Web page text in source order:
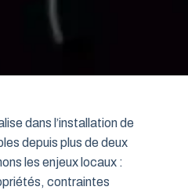
dans l’installation de
depuis plus de deux
les enjeux locaux :
contraintes